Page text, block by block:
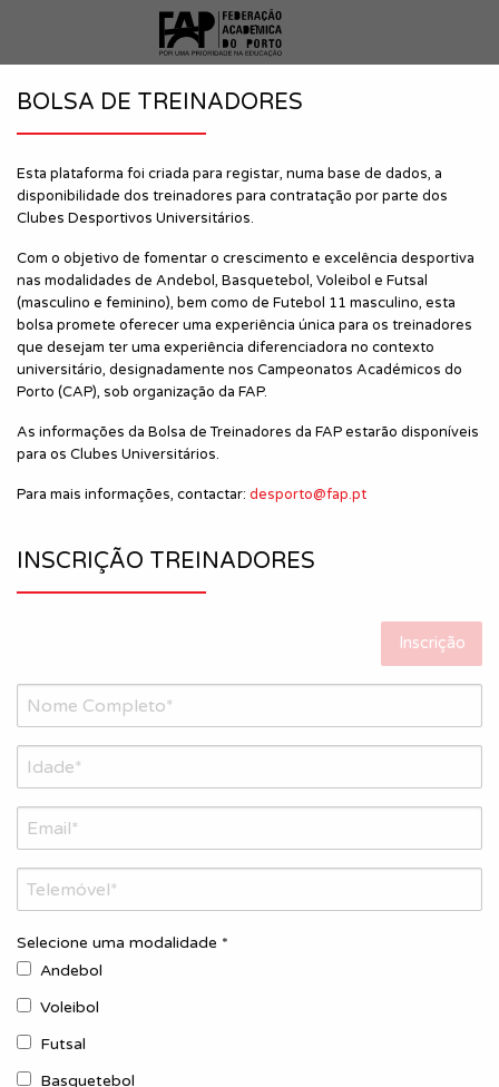
BOLSA DE TREINADORES
Esta plataforma foi criada para registar, numa base de dados, a
disponibilidade dos treinadores para contratação por parte dos
Clubes Desportivos Universitários.
Com o objetivo de fomentar o crescimento e excelência desportiva
nas modalidades de Andebol, Basquetebol, Voleibol e Futsal
(masculino e feminino), bem como de Futebol 11 masculino, esta
bolsa promete oferecer uma experiência única para os treinadores
que desejam ter uma experiência diferenciadora no contexto
universitário, designadamente nos Campeonatos Académicos do
Porto (CAP), sob organização da FAP.
As informações da Bolsa de Treinadores da FAP estarão disponíveis
para os Clubes Universitários.
Para mais informações, contactar: desporto@fap.pt
INSCRIÇÃO TREINADORES
Inscrição
Selecione uma modalidade *
Andebol
Voleibol
Futsal
Basquetebol